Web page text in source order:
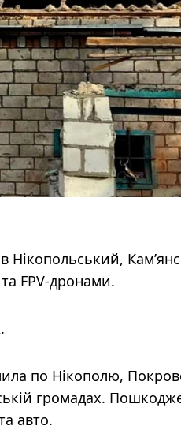
Нікопольський,
FPV-дронами.
по Нікополю,
громадах.
авто.